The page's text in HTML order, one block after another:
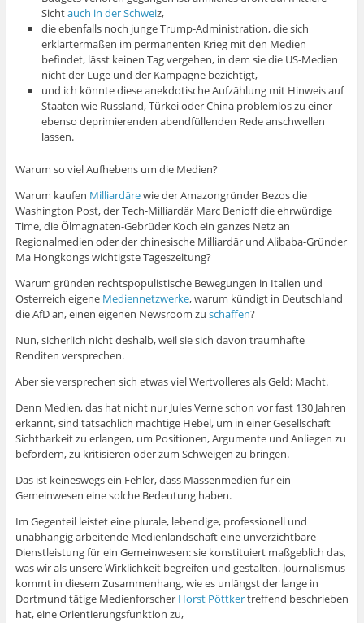
Sichtauch in der Schweiz,
die ebenfalls noch junge Trump-Administration, die sich
erklärtermaßen im permanenten Krieg mit den Medien
befindet, lässt keinen Tag vergehen, in dem sie die US-Medien
nicht der Lüge und der Kampagne bezichtigt,
und ich könnte diese anekdotische Aufzählung mit Hinweis auf
Staaten wie Russland, Türkei oder China problemlos zu einer
ebenso deprimierenden abendfüllenden Rede anschwellen
lassen.
Warum so viel Aufhebens um die Medien?
Warum kaufen Milliardärewie der Amazongründer Bezos die
Washington Post, der Tech-Milliardär Marc Benioff die ehrwürdige
Time, die Ölmagnaten-Gebrüder Koch ein ganzes Netz an
Regionalmedien oder der chinesische Milliardär und Alibaba-Gründer
Ma Hongkongs wichtigste Tageszeitung?
Warum gründen rechtspopulistische Bewegungen in Italien und
Österreich eigene Mediennetzwerke, warum kündigt in Deutschland
die AfD an, einen eigenen Newsroom zu schaffen?
Nun, sicherlich nicht deshalb, weil sie sich davon traumhafte
Renditen versprechen.
Aber sie versprechen sich etwas viel Wertvolleres als Geld: Macht.
Denn Medien, das hat nicht nur Jules Verne schon vor fast 130 Jahren
erkannt, sind tatsächlich mächtige Hebel, um in einer Gesellschaft
Sichtbarkeit zu erlangen, um Positionen, Argumente und Anliegen zu
befördern, zu kritisieren oder zum Schweigen zu bringen.
Das ist keineswegs ein Fehler, dass Massenmedien für ein
Gemeinwesen eine solche Bedeutung haben.
Im Gegenteil leistet eine plurale, lebendige, professionell und
unabhängig arbeitende Medienlandschaft eine unverzichtbare
Dienstleistung für ein Gemeinwesen: sie konstituiert maßgeblich das,
was wir als unsere Wirklichkeit begreifen und gestalten. Journalismus
kommt in diesem Zusammenhang, wie es unlängst der lange in
Dortmund tätige Medienforscher Horst Pöttkertreffend beschrieben
hat, eine Orientierungsfunktion zu,